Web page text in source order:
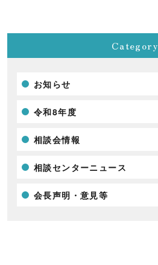
Category
お知らせ
令和8年度
相談会情報
相談センターニュース
会長声明・意見等